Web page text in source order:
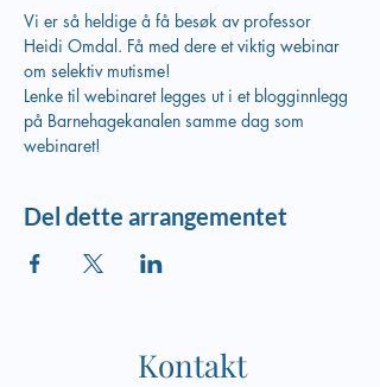
Vi er så heldige å få besøk av professor
Heidi Omdal. Få med dere et viktig webinar
om selektiv mutisme!
Lenke til webinaret legges ut i et blogginnlegg
på Barnehagekanalen samme dag som
webinaret!
Del dette arrangementet
Kontakt